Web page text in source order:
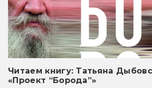
Читаем книгу: Татьяна
«Проект “Борода”»